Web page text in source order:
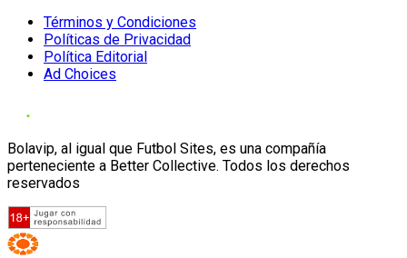
Términos y Condiciones
Políticas de Privacidad
Política Editorial
Ad Choices
Bolavip, al igual que Futbol Sites, es una compañía
perteneciente a Better Collective. Todos los derechos
reservados